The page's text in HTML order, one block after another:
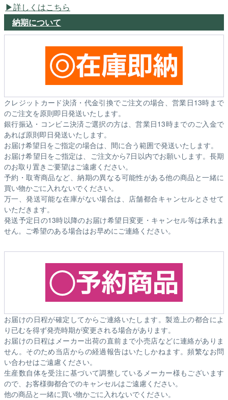
詳しくはこちら
納期について
クレジットカード決済・代金引換でご注文の場合、営業日13時まで
のご注文を原則即日発送いたします。
銀行振込・コンビニ決済ご選択の方は、営業日13時までのご入金で
あれば原則即日発送いたします。
お届け希望日をご指定の場合は、間に合う範囲で発送いたします。
お届け希望日をご指定は、ご注文から7日以内でお願いします。長期
のお取り置きご要望はご遠慮ください。
予約・取寄商品など、納期の異なる可能性がある他の商品と一緒に
買い物かごに入れないでください。
万一、発送可能な在庫がない場合は、店舗都合キャンセルとさせて
いただきます。
発送予定日の13時以降のお届け希望日変更・キャンセル等は承れま
せん。ご希望のある場合はお早めにご連絡ください。
お届けの日程が確定してからご連絡いたします。製造上の都合によ
り已むを得ず発売時期が変更される場合があります。
お届けの日程はメーカー出荷の直前まで小売店などに連絡がありま
せん。そのため当店からの経過報告はいたしかねます。頻繁なお問
い合わせはご遠慮ください。
生産数自体を受注に基づいて調整しているメーカー様もございます
ので、お客様御都合でのキャンセルはご遠慮ください。
他の商品と一緒に買い物かごに入れないでください。